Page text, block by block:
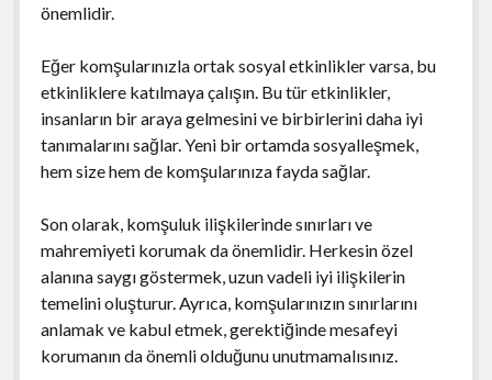
önemlidir.
Eğer komşularınızla ortak sosyal etkinlikler varsa, bu
etkinliklere katılmaya çalışın. Bu tür etkinlikler,
insanların bir araya gelmesini ve birbirlerini daha iyi
tanımalarını sağlar. Yeni bir ortamda sosyalleşmek,
hem size hem de komşularınıza fayda sağlar.
Son olarak, komşuluk ilişkilerinde sınırları ve
mahremiyeti korumak da önemlidir. Herkesin özel
alanına saygı göstermek, uzun vadeli iyi ilişkilerin
temelini oluşturur. Ayrıca, komşularınızın sınırlarını
anlamak ve kabul etmek, gerektiğinde mesafeyi
korumanın da önemli olduğunu unutmamalısınız.